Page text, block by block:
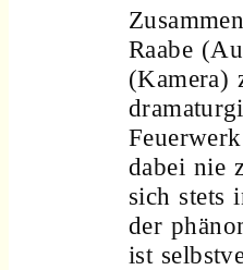
Raabe
(Kamera)
dabei nie
sich stets
der
ist